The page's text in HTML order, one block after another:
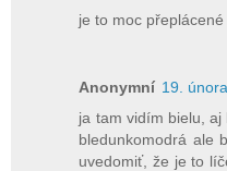
je to moc
Anonymní 19.
ja tam vidím bielu,
bledunkomodrá ale
uvedomiť, že je to